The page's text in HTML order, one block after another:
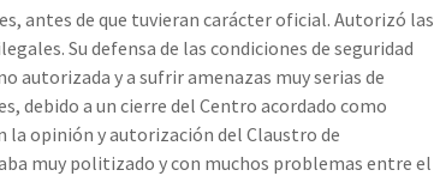
antes de que tuvieran carácter oficial. Autorizó las
Su defensa de las condiciones de seguridad
autorizada y a sufrir amenazas muy serias de
debido a un cierre del Centro acordado como
la opinión y autorización del Claustro de
muy politizado y con muchos problemas entre el